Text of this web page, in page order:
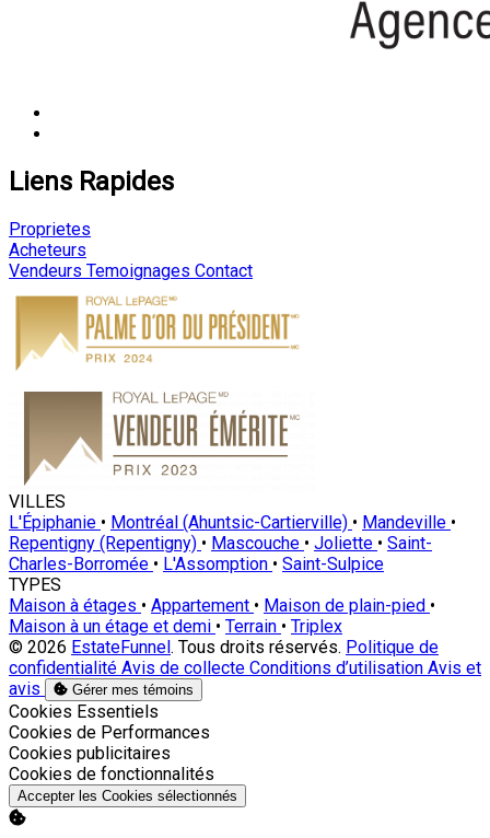
Liens Rapides
Proprietes
Acheteurs
TemoignagesContact
VILLES
L'Épiphanie• Montréal (Ahuntsic-Cartierville)• Mandeville
Repentigny (Repentigny)
Mascouche Joliette
Saint-
Charles-Borromée• L'Assomption• Saint-Sulpice
TYPES
Maison à étages• Appartement• Maison de plain-pied•
Maison à un étage et demi• Terrain• Triplex
© 2026EstateFunnel. Tous droits réservés.
confidentialitéAvis de collecte
avis
Gérer mes témoins
Activer
Cookies Essentiels
Activer
Cookies de Performances
Activer
Cookies publicitaires
Activer
Cookies de fonctionnalités